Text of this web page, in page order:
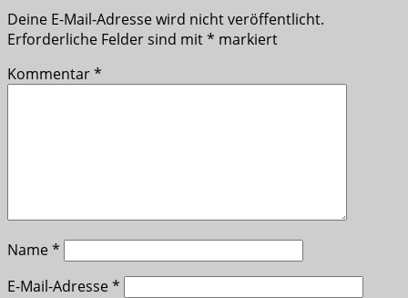
Deine E-Mail-Adresse wird nicht veröffentlicht.
Erforderliche Felder sind mit* markiert
Kommentar*
Name*
E-Mail-Adresse*